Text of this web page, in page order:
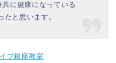
に健康になっている
と思います。
ブ銀座教室